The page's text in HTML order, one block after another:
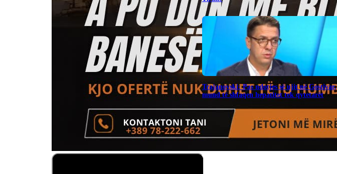
Trajanovski: Pas ndotjes së ujit në Gostivar,
mund të shfaqen hepatitet tek qytetarët